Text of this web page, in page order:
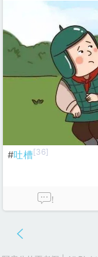
#吐槽[36]
!